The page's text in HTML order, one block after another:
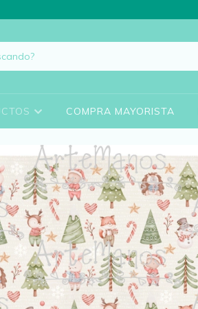
COMPRA MAYORISTA